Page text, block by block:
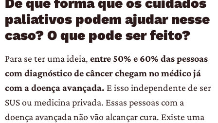
De que forma que os cuidados
paliativos podem ajudar nesse
caso? O que pode ser feito?
Para se ter uma ideia, entre 50% e 60% das pessoas
com diagnóstico de câncer chegam no médico já
com a doença avançada. E isso independente de ser
SUS ou medicina privada. Essas pessoas com a
doença avançada não vão alcançar cura. Existe uma